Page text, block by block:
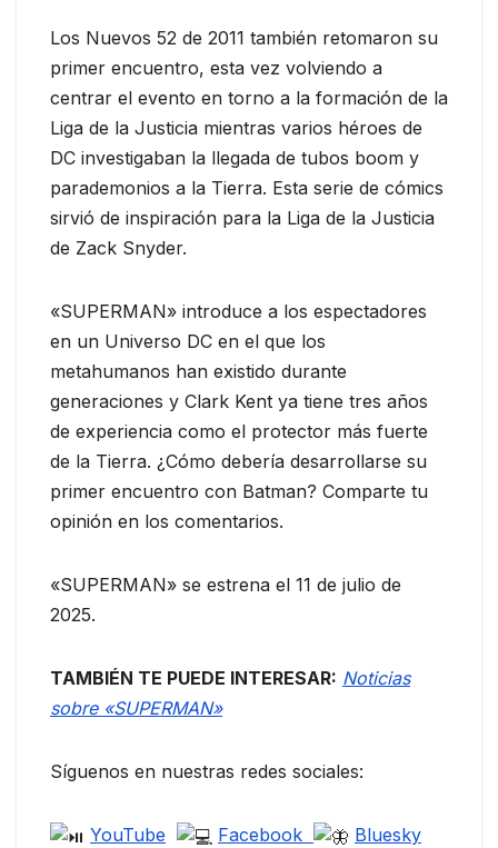
Los Nuevos 52 de 2011 también retomaron su
primer encuentro, esta vez volviendo a
centrar el evento en torno a la formación de la
Liga de la Justicia mientras varios héroes de
DC investigaban la llegada de tubos boom y
parademonios a la Tierra. Esta serie de cómics
sirvió de inspiración para la Liga de la Justicia
de Zack Snyder.
«SUPERMAN» introduce a los espectadores
en un Universo DC en el que los
metahumanos han existido durante
generaciones y Clark Kent ya tiene tres años
de experiencia como el protector más fuerte
de la Tierra. ¿Cómo debería desarrollarse su
primer encuentro con Batman? Comparte tu
opinión en los comentarios.
«SUPERMAN» se estrena el 11 de julio de
2025.
TAMBIÉN TE PUEDE INTERESAR: Noticias
sobre «SUPERMAN»
Síguenos en nuestras redes sociales:
YouTube Facebook
Bluesky